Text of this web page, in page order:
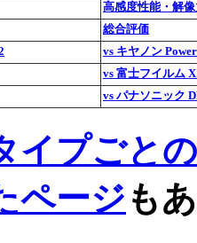
高感度性能・解
総合評価
vs キヤノン
vs 富士フイルム
vs パナソニック
イプごと
ページ も